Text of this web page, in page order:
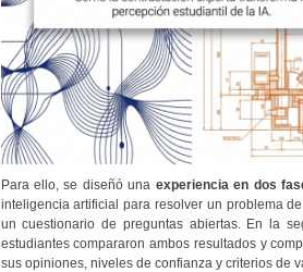
Para ello, se diseñó una experiencia en dos
inteligencia artificial para resolver un problema
un cuestionario de preguntas abiertas. En la
estudiantes compararon ambos resultados y
sus opiniones, niveles de confianza y criterios de